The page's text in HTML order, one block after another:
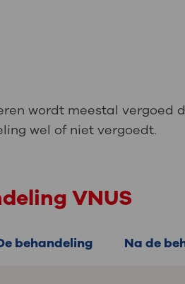
wordt meestal vergoed
wel of niet vergoedt.
VNUS
behandeling Na de